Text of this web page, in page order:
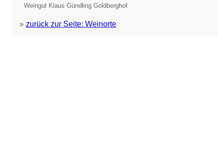
Weingut Klaus Gündling Goldberghof
» zurück zur Seite: Weinorte